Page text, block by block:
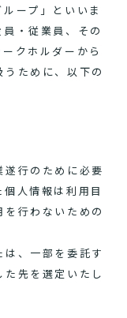
ループ」といいま
・従業員、その
クホルダーから
ために、以下の
行のために必要
人情報は利用目
行わないための
、一部を委託す
先を選定いたし